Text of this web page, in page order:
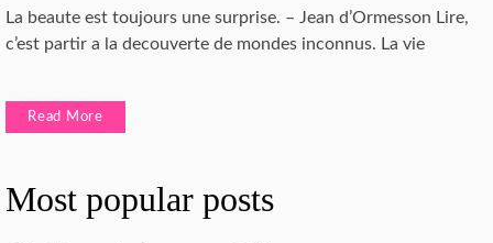
La beaute est toujours une surprise. – Jean d’Ormesson Lire,
c’est partir a la decouverte de mondes inconnus. La vie
Read More
Most popular posts